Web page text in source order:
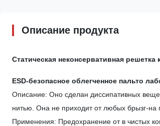
Описание продукта
Статическая неконсервативная решетка
ESD-безопасное облегченное пальто
Описание: Оно сделан диссипативных
нитью. Она не приходит от любых брызг-на
Применения: Предохранение от в чистых